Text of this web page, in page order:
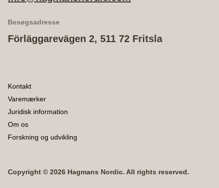
Besøgsadresse
Förläggarevägen 2, 511 72 Fritsla
Kontakt
Varemærker
Juridisk information
Om os
Forskning og udvikling
Copyright © 2026 Hagmans Nordic. All rights reserved.